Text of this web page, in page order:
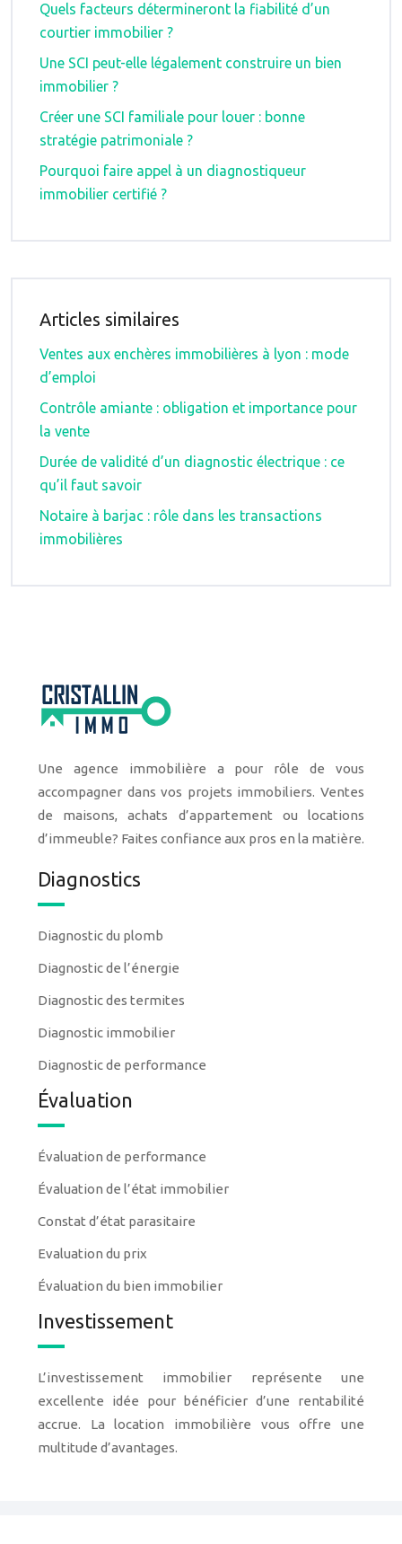
Quels facteurs détermineront la fiabilité d’un
courtier immobilier ?
Une SCI peut-elle légalement construire un bien
immobilier ?
Créer une SCI familiale pour louer : bonne
stratégie patrimoniale ?
Pourquoi faire appel à un diagnostiqueur
immobilier certifié ?
Articles similaires
Ventes aux enchères immobilières à lyon : mode
d’emploi
Contrôle amiante : obligation et importance pour
la vente
Durée de validité d’un diagnostic électrique : ce
qu’il faut savoir
Notaire à barjac : rôle dans les transactions
immobilières
Une agence immobilière a pour rôle de vous
accompagner dans vos projets immobiliers. Ventes
de maisons, achats d’appartement ou locations
d’immeuble? Faites confiance aux pros en la matière.
Diagnostics
Diagnostic du plomb
Diagnostic de l’énergie
Diagnostic des termites
Diagnostic immobilier
Diagnostic de performance
Évaluation
Évaluation de performance
Évaluation de l’état immobilier
Constat d’état parasitaire
Evaluation du prix
Évaluation du bien immobilier
Investissement
L’investissement immobilier représente une
excellente idée pour bénéficier d’une rentabilité
accrue. La location immobilière vous offre une
multitude d’avantages.